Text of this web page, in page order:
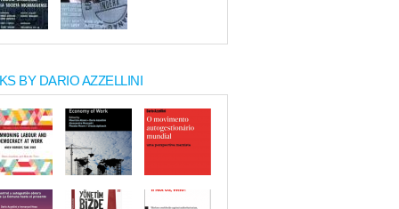
BY DARIO AZZELLINI